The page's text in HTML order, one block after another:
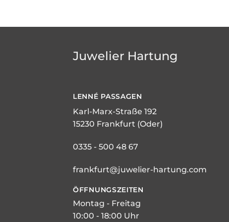
Juwelier Hartung
LENNÉ PASSAGEN
Karl-Marx-Straße 192
15230 Frankfurt (Oder)
0335 - 500 48 67
frankfurt@juwelier-hartung.com
ÖFFNUNGSZEITEN
Montag - Freitag
10:00 - 18:00 Uhr